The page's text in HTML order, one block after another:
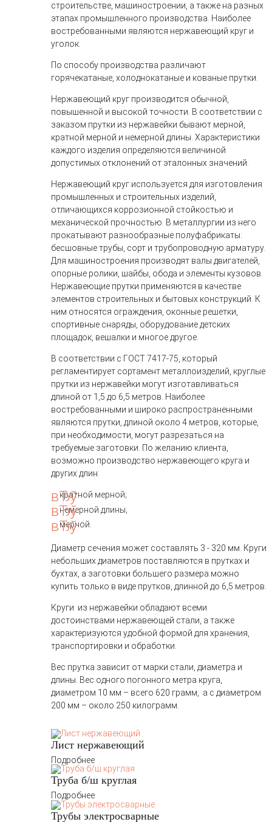
строительстве, машиностроении, а также на разных
этапах промышленного производства. Наиболее
востребованными являются нержавеющий круг и
уголок.
По способу производства различают
горячекатаные, холоднокатаные и кованые прутки.
Нержавеющий круг производится обычной,
повышенной и высокой точности. В соответствии с
заказом прутки из нержавейки бывают мерной,
кратной мерной и немерной длины. Характеристики
каждого изделия определяются величиной
допустимых отклонений от эталонных значений.
Нержавеющий круг используется для изготовления
промышленных и строительных изделий,
отличающихся коррозионной стойкостью и
механической прочностью. В металлургии из него
прокатывают разнообразные полуфабрикаты:
бесшовные трубы, сорт и трубопроводную арматуру.
Для машиностроения производят валы двигателей,
опорные ролики, шайбы, обода и элементы кузовов.
Нержавеющие прутки применяются в качестве
элементов строительных и бытовых конструкций. К
ним относятся ограждения, оконные решетки,
спортивные снаряды, оборудование детских
площадок, вешалки и многое другое.
В соответствии с ГОСТ 7417-75, который
регламентирует сортамент металлоизделий, круглые
прутки из нержавейки могут изготавливаться
длиной от 1,5 до 6,5 метров. Наиболее
востребованными и широко распространенными
являются прутки, длиной около 4 метров, которые,
при необходимости, могут разрезаться на
требуемые заготовки. По желанию клиента,
возможно производство нержавеющего круга и
других длин:
кратной мерной;
немерной длины;
мерной.
Диаметр сечения может составлять 3 - 320 мм. Круги
небольших диаметров поставляются в прутках и
бухтах, а заготовки большего размера можно
купить только в виде прутков, длинной до 6,5 метров.
Круги из нержавейки обладают всеми
достоинствами нержавеющей стали, а также
характеризуются удобной формой для хранения,
транспортировки и обработки.
Вес прутка зависит от марки стали, диаметра и
длины. Вес одного погонного метра круга,
диаметром 10 мм – всего 620 грамм, а с диаметром
200 мм – около 250 килограмм.
Лист нержавеющий
Подробнее
Труба б/ш круглая
Подробнее
Трубы электросварные